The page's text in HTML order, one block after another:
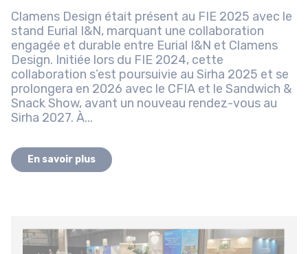
Clamens Design était présent au FIE 2025 avec le
stand Eurial I&N, marquant une collaboration
engagée et durable entre Eurial I&N et Clamens
Design. Initiée lors du FIE 2024, cette
collaboration s’est poursuivie au Sirha 2025 et se
prolongera en 2026 avec le CFIA et le Sandwich &
Snack Show, avant un nouveau rendez-vous au
Sirha 2027. À...
En savoir plus